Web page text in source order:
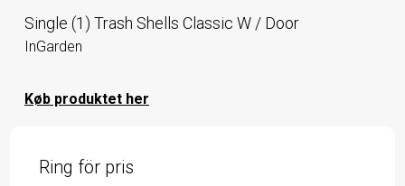
Single (1) Trash Shells Classic W / Door
InGarden
Køb produktet her
Ring för pris